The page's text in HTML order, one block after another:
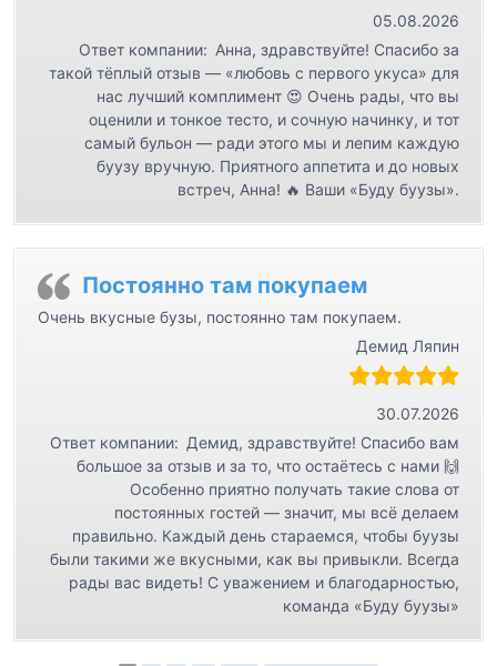
05.08.2026
Ответ компании: Анна, здравствуйте! Спасибо за
такой тёплый отзыв — «любовь с первого укуса» для
нас лучший комплимент 😍 Очень рады, что вы
оценили и тонкое тесто, и сочную начинку, и тот
самый бульон — ради этого мы и лепим каждую
буузу вручную. Приятного аппетита и до новых
встреч, Анна! 🔥 Ваши «Буду буузы».
Постоянно там покупаем
Очень вкусные бузы, постоянно там покупаем.
Демид Ляпин
30.07.2026
Ответ компании: Демид, здравствуйте! Спасибо вам
большое за отзыв и за то, что остаётесь с нами 🙌
Особенно приятно получать такие слова от
постоянных гостей — значит, мы всё делаем
правильно. Каждый день стараемся, чтобы буузы
были такими же вкусными, как вы привыкли. Всегда
рады вас видеть! С уважением и благодарностью,
команда «Буду буузы»